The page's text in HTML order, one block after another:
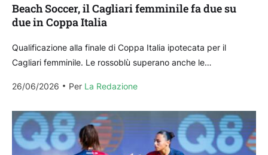
Beach Soccer, il Cagliari femminile fa due su
due in Coppa Italia
Qualificazione alla finale di Coppa Italia ipotecata per il
Cagliari femminile. Le rossoblù superano anche le
26/06/2026
Per La Redazione